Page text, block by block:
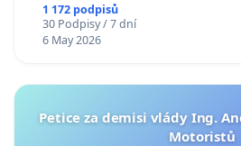
1 172 podpisů
30 Podpisy / 7 dní
6 May 2026
Petice za demisi vlády Ing.
Motoristů